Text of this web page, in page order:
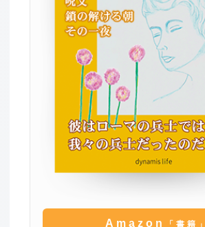
Amazon 「書籍」